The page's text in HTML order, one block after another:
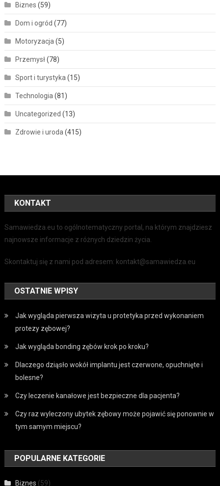
Biznes (59)
Dom i ogród (77)
Motoryzacja (5)
Przemysł(78)
Sport i turystyka (15)
Technologia (81)
Uncategorized (13)
Zdrowie i uroda (415)
KONTAKT
Samawiedza.eu to ogólnotematyczny portal, na którym znajdziesz
najnowsze informacje z różnych dziedzin życia.
Skontaktuj się z nami pod adresem: kontakt@samawiedza.eu
OSTATNIE WPISY
Jak wygląda pierwsza wizyta u protetyka przed wykonaniem
protezy zębowej?
Jak wygląda bonding zębów krok po kroku?
Dlaczego dziąsło wokół implantu jest czerwone, opuchnięte i
bolesne?
Czy leczenie kanałowe jest bezpieczne dla pacjenta?
Czy raz wyleczony ubytek zębowy może pojawić się ponownie w
tym samym miejscu?
POPULARNE KATEGORIE
Biznes (59)